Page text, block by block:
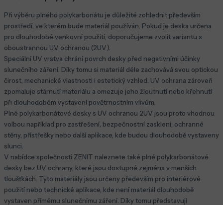
Při výběru plného polykarbonátu je důležité zohlednit především
prostředí, ve kterém bude materiál používán. Pokud je deska určena
pro dlouhodobé venkovní použití, doporučujeme zvolit variantu s
oboustrannou UV ochranou (2UV).
Speciální UV vrstva chrání povrch desky před negativními účinky
slunečního záření. Díky tomu si materiál déle zachovává svou optickou
čirost, mechanické vlastnosti i estetický vzhled. UV ochrana zároveň
zpomaluje stárnutí materiálu a omezuje jeho žloutnutí nebo křehnutí
při dlouhodobém vystavení povětrnostním vlivům.
Plné polykarbonátové desky s UV ochranou 2UV jsou proto vhodnou
volbou například pro zastřešení, bezpečnostní zasklení, ochranné
stěny, přístřešky nebo další aplikace, kde budou dlouhodobě vystaveny
slunci.
V nabídce společnosti ZENIT naleznete také plné polykarbonátové
desky bez UV ochrany, které jsou dostupné zejména v menších
tloušťkách. Tyto materiály jsou určeny především pro interiérové
použití nebo technické aplikace, kde není materiál dlouhodobě
vystaven přímému slunečnímu záření. Díky tomu představují